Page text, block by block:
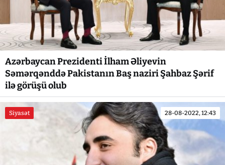
Azərbaycan Prezidenti İlham Əliyevin
Səmərqənddə Pakistanın Baş naziri Şahbaz Şərif
ilə görüşü olub
Siyasət 28-08-2022, 12:43